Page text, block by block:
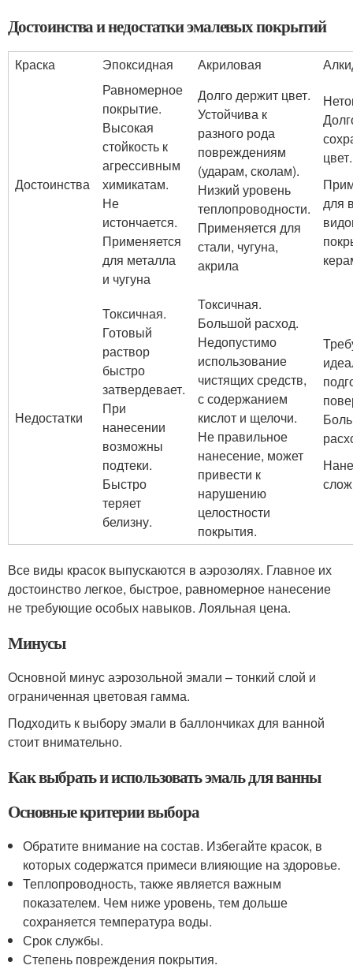
Достоинства и недостатки эмалевых покрытий
Краска Эпоксидная Акриловая
Достоинства
Равномерное
покрытие.
Высокая
стойкость к
агрессивным
химикатам.
Не
истончается.
Применяется
для металла
и чугуна
Долго держит цвет.
Устойчива к
разного рода
повреждениям
(ударам, сколам).
Низкий уровень
теплопроводности.
Применяется для
стали, чугуна,
акрила
цвет.
для
Недостатки
Токсичная.
Готовый
раствор
быстро
затвердевает.
При
нанесении
возможны
подтеки.
Быстро
теряет
белизну.
Токсичная.
Большой расход.
Недопустимо
использование
чистящих средств,
с содержанием
кислот и щелочи.
Не правильное
нанесение, может
привести к
нарушению
целостности
покрытия.
Все виды красок выпускаются в аэрозолях. Главное их
достоинство легкое, быстрое, равномерное нанесение
не требующие особых навыков. Лояльная цена.
Минусы
Основной минус аэрозольной эмали – тонкий слой и
ограниченная цветовая гамма.
Подходить к выбору эмали в баллончиках для ванной
стоит внимательно.
Как выбрать и использовать эмаль для ванны
Основные критерии выбора
Обратите внимание на состав. Избегайте красок, в
которых содержатся примеси влияющие на здоровье.
Теплопроводность, также является важным
показателем. Чем ниже уровень, тем дольше
сохраняется температура воды.
Срок службы.
Степень повреждения покрытия.